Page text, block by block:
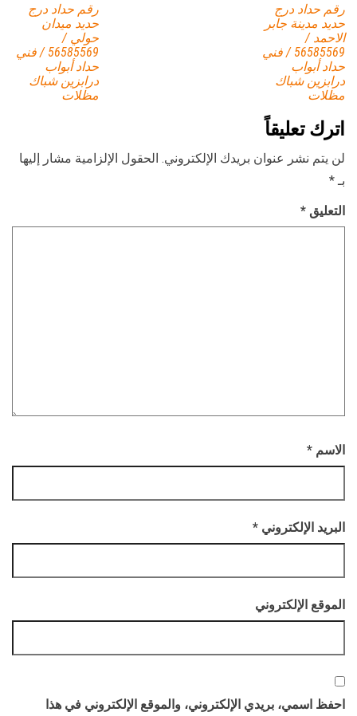
رقم حداد درج
حديد ميدان
حولي /
56585569 / فني
حداد أبواب
درابزين شباك
مظلات
رقم حداد درج
حديد مدينة جابر
الاحمد /
56585569 / فني
حداد أبواب
درابزين شباك
مظلات
اترك تعليقاً
لن يتم نشر عنوان بريدك الإلكتروني. الحقول الإلزامية مشار إليها
بـ *
التعليق *
الاسم *
البريد الإلكتروني *
الموقع الإلكتروني
احفظ اسمي، بريدي الإلكتروني، والموقع الإلكتروني في هذا